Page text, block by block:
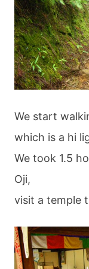
We start
which is a hi
We took 1.5
Oji,
visit a temple